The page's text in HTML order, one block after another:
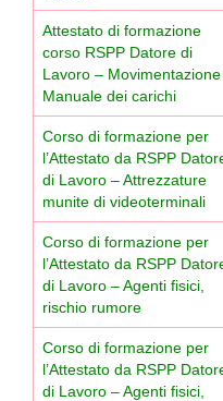
Attestato di formazione
corso RSPP Datore di
Lavoro – Movimentazione
Manuale dei carichi
Corso di formazione per
l’Attestato da RSPP
di Lavoro – Attrezzature
munite di videoterminali
Corso di formazione per
l’Attestato da RSPP
di Lavoro – Agenti fisici,
rischio rumore
Corso di formazione per
l’Attestato da RSPP
di Lavoro – Agenti fisici,